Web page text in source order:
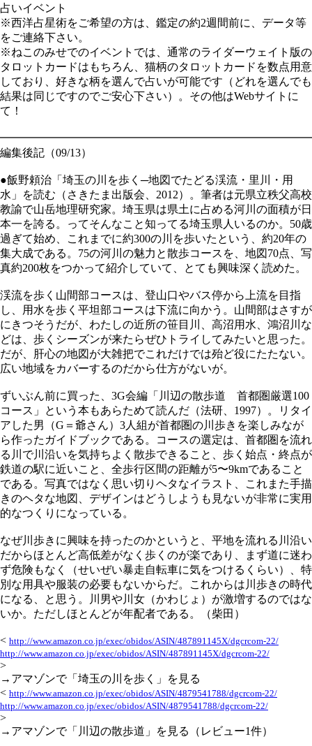
占いイベント
※西洋占星術をご希望の方は、鑑定の約2週間前に、データ等
をご連絡下さい。
※ねこのみせでのイベントでは、通常のライダーウェイト版の
タロットカードはもちろん、猫柄のタロットカードを数点用意
しており、好きな柄を選んで占いが可能です（どれを選んでも
結果は同じですのでご安心下さい）。その他はWebサイトに
て！
編集後記（09/13）
●飯野頼治「埼玉の川を歩く─地図でたどる渓流・里川・用
水」を読む（さきたま出版会、2012）。筆者は元県立秩父高校
教諭で山岳地理研究家。埼玉県は県土に占める河川の面積が日
本一を誇る。ってそんなこと知ってる埼玉県人いるのか。50歳
過ぎて始め、これまでに約300の川を歩いたという、約20年の
集大成である。75の河川の魅力と散歩コースを、地図70点、写
真約200枚をつかって紹介していて、とても興味深く読めた。
渓流を歩く山間部コースは、登山口やバス停から上流を目指
し、用水を歩く平坦部コースは下流に向かう。山間部はさすが
にきつそうだが、わたしの近所の笹目川、高沼用水、鴻沼川な
どは、歩くシーズンが来たらぜひトライしてみたいと思った。
だが、肝心の地図が大雑把でこれだけでは殆ど役にたたない。
広い地域をカバーするのだから仕方がないが。
ずいぶん前に買った、3G会編「川辺の散歩道 首都圏厳選100
コース」という本もあらためて読んだ（法研、1997）。リタイ
アした男（G＝爺さん）3人組が首都圏の川歩きを楽しみなが
ら作ったガイドブックである。コースの選定は、首都圏を流れ
る川で川沿いを気持ちよく散歩できること、歩く始点・終点が
鉄道の駅に近いこと、全歩行区間の距離が5〜9kmであること
である。写真ではなく思い切りヘタなイラスト、これまた手描
きのヘタな地図、デザインはどうしようも見ないが非常に実用
的なつくりになっている。
なぜ川歩きに興味を持ったのかというと、平地を流れる川沿い
だからほとんど高低差がなく歩くのが楽であり、まず道に迷わ
ず危険もなく（せいぜい暴走自転車に気をつけるくらい）、特
別な用具や服装の必要もないからだ。これからは川歩きの時代
になる、と思う。川男や川女（かわじょ）が激増するのではな
いか。ただしほとんどが年配者である。（柴田）
< http://www.amazon.co.jp/exec/obidos/ASIN/487891145X/dgcrcom-22/
http://www.amazon.co.jp/exec/obidos/ASIN/487891145X/dgcrcom-22/
>
→アマゾンで「埼玉の川を歩く」を見る
< http://www.amazon.co.jp/exec/obidos/ASIN/4879541788/dgcrcom-22/
http://www.amazon.co.jp/exec/obidos/ASIN/4879541788/dgcrcom-22/
>
→アマゾンで「川辺の散歩道」を見る（レビュー1件）